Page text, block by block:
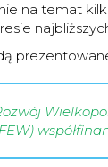
na temat